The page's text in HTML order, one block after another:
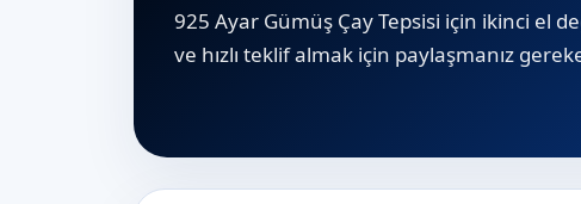
925 Ayar Gümüş Çay Tepsisi için ikinci el
ve hızlı teklif almak için paylaşmanız